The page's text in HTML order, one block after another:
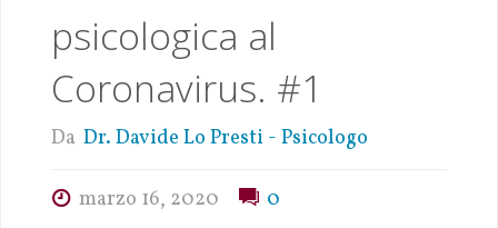
psicologica al
Coronavirus. #1
Da Dr. Davide Lo Presti - Psicologo
marzo 16, 2020 0